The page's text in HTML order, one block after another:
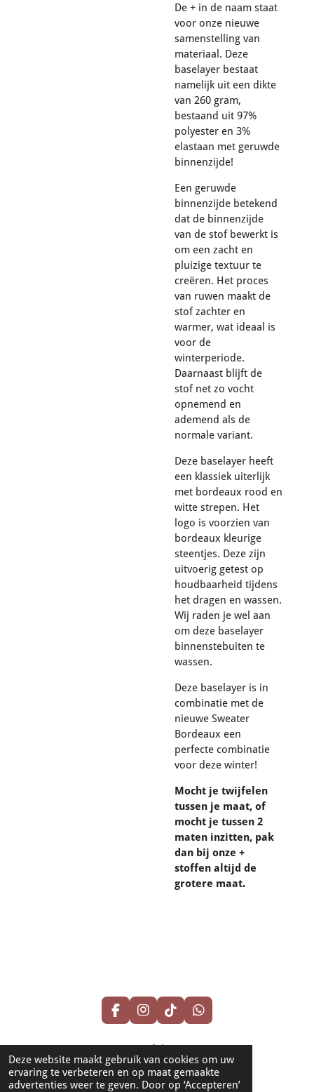
Deze website maakt gebruik van cookies om uw
ervaring te verbeteren en op maat gemaakte
advertenties weer te geven. Door op ‘Accepteren’
De + in de naam staat
voor onze nieuwe
samenstelling van
materiaal. Deze
baselayer bestaat
namelijk uit een dikte
van 260 gram,
bestaand uit 97%
polyester en 3%
elastaan met geruwde
binnenzijde!
Een geruwde
binnenzijde betekend
dat de binnenzijde
van de stof bewerkt is
om een zacht en
pluizige textuur te
creëren. Het proces
van ruwen maakt de
stof zachter en
warmer, wat ideaal is
voor de
winterperiode.
Daarnaast blijft de
stof net zo vocht
opnemend en
ademend als de
normale variant.
Deze baselayer heeft
een klassiek uiterlijk
met bordeaux rood en
witte strepen. Het
logo is voorzien van
bordeaux kleurige
steentjes. Deze zijn
uitvoerig getest op
houdbaarheid tijdens
het dragen en wassen.
Wij raden je wel aan
om deze baselayer
binnenstebuiten te
wassen.
Deze baselayer is in
combinatie met de
nieuwe Sweater
Bordeaux een
perfecte combinatie
voor deze winter!
Mocht je twijfelen
tussen je maat, of
mocht je tussen 2
maten inzitten, pak
dan bij onze +
stoffen altijd de
grotere maat.
F
a
e
b
o
I
n
a
g
T
i
o
k
W
h
s
A
© 2024 - 2026 HorseTrendShop
Powered byJouwWeb